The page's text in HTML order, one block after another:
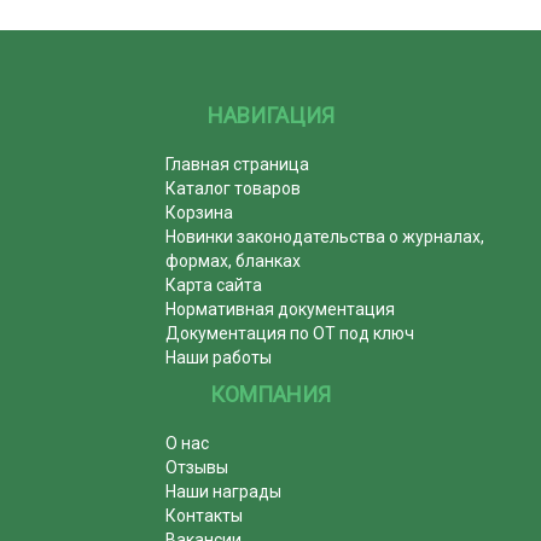
НАВИГАЦИЯ
Главная страница
Каталог товаров
Корзина
Новинки законодательства о журналах,
формах, бланках
Карта сайта
Нормативная документация
Документация по ОТ под ключ
Наши работы
КОМПАНИЯ
О нас
Отзывы
Наши награды
Контакты